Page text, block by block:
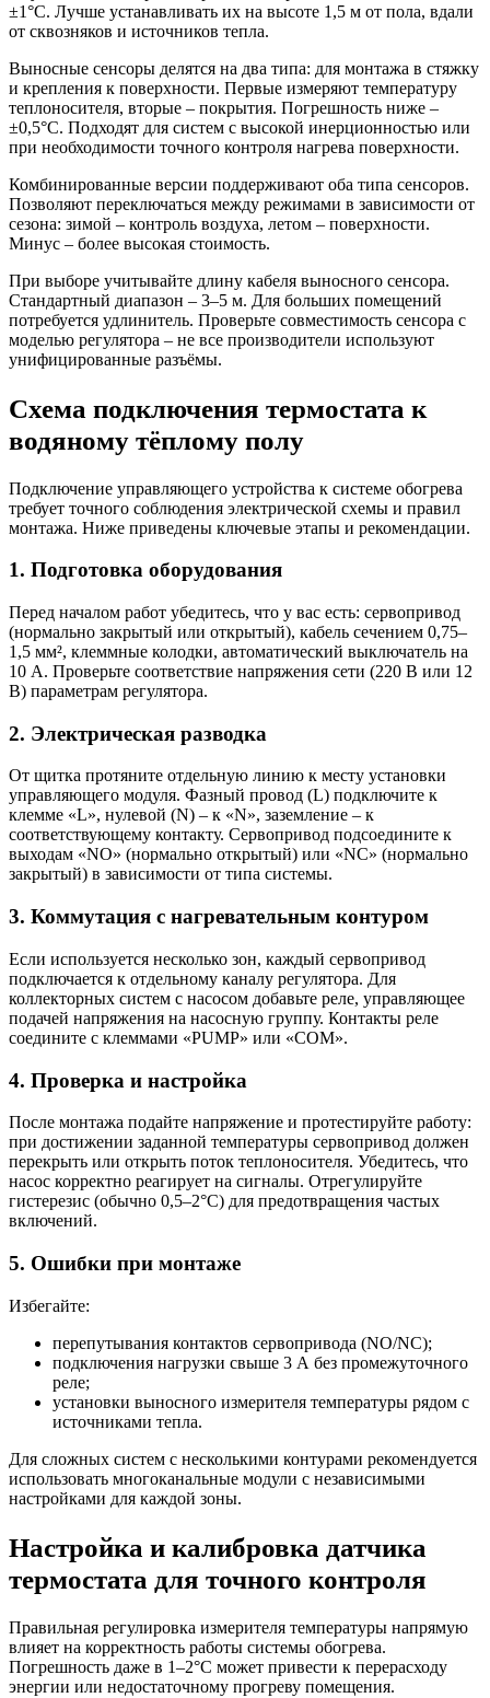
±1°C. Лучше устанавливать их на высоте 1,5 м от пола, вдали
от сквозняков и источников тепла.
Выносные сенсоры делятся на два типа: для монтажа в стяжку
и крепления к поверхности. Первые измеряют температуру
теплоносителя, вторые – покрытия. Погрешность ниже –
±0,5°C. Подходят для систем с высокой инерционностью или
при необходимости точного контроля нагрева поверхности.
Комбинированные версии поддерживают оба типа сенсоров.
Позволяют переключаться между режимами в зависимости от
сезона: зимой – контроль воздуха, летом – поверхности.
Минус – более высокая стоимость.
При выборе учитывайте длину кабеля выносного сенсора.
Стандартный диапазон – 3–5 м. Для больших помещений
потребуется удлинитель. Проверьте совместимость сенсора с
моделью регулятора – не все производители используют
унифицированные разъёмы.
Схема подключения термостата к
водяному тёплому полу
Подключение управляющего устройства к системе обогрева
требует точного соблюдения электрической схемы и правил
монтажа. Ниже приведены ключевые этапы и рекомендации.
1. Подготовка оборудования
Перед началом работ убедитесь, что у вас есть: сервопривод
(нормально закрытый или открытый), кабель сечением 0,75–
1,5 мм², клеммные колодки, автоматический выключатель на
10 А. Проверьте соответствие напряжения сети (220 В или 12
В) параметрам регулятора.
2. Электрическая разводка
От щитка протяните отдельную линию к месту установки
управляющего модуля. Фазный провод (L) подключите к
клемме «L», нулевой (N) – к «N», заземление – к
соответствующему контакту. Сервопривод подсоедините к
выходам «NO» (нормально открытый) или «NC» (нормально
закрытый) в зависимости от типа системы.
3. Коммутация с нагревательным контуром
Если используется несколько зон, каждый сервопривод
подключается к отдельному каналу регулятора. Для
коллекторных систем с насосом добавьте реле, управляющее
подачей напряжения на насосную группу. Контакты реле
соедините с клеммами «PUMP» или «COM».
4. Проверка и настройка
После монтажа подайте напряжение и протестируйте работу:
при достижении заданной температуры сервопривод должен
перекрыть или открыть поток теплоносителя. Убедитесь, что
насос корректно реагирует на сигналы. Отрегулируйте
гистерезис (обычно 0,5–2°C) для предотвращения частых
включений.
5. Ошибки при монтаже
Избегайте:
перепутывания контактов сервопривода (NO/NC);
подключения нагрузки свыше 3 А без промежуточного
реле;
установки выносного измерителя температуры рядом с
источниками тепла.
Для сложных систем с несколькими контурами рекомендуется
использовать многоканальные модули с независимыми
настройками для каждой зоны.
Настройка и калибровка датчика
термостата для точного контроля
Правильная регулировка измерителя температуры напрямую
влияет на корректность работы системы обогрева.
Погрешность даже в 1–2°C может привести к перерасходу
энергии или недостаточному прогреву помещения.